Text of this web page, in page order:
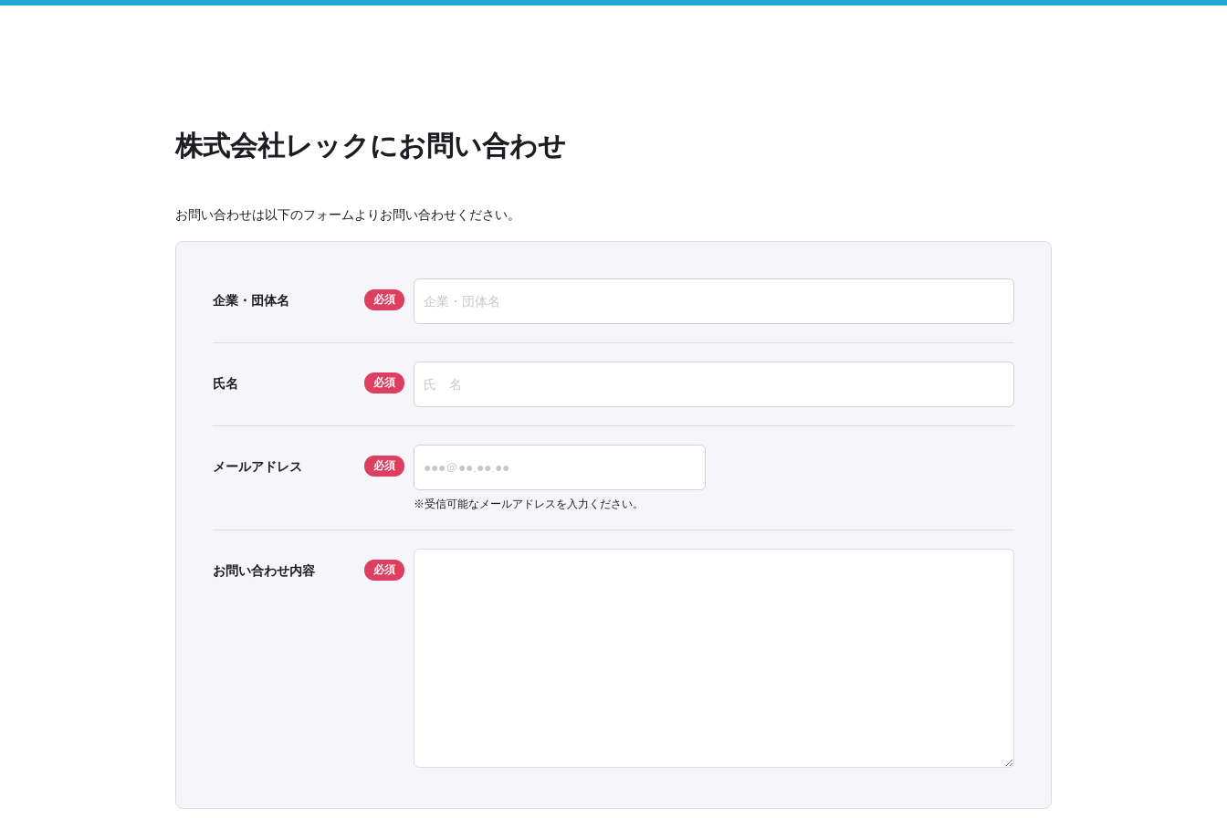
株式会社レックにお問い合わせ
お問い合わせは以下のフォームよりお問い合わせください。
企業・団体名 必須
氏名 必須
メールアドレス 必須
受信可能なメールアドレスを入力ください。
お問い合わせ内容 必須